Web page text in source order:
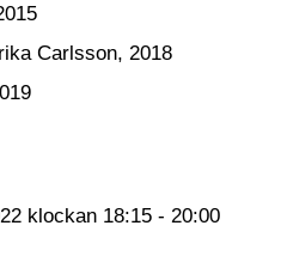
Carlsson, 2018
klockan 18:15 - 20:00